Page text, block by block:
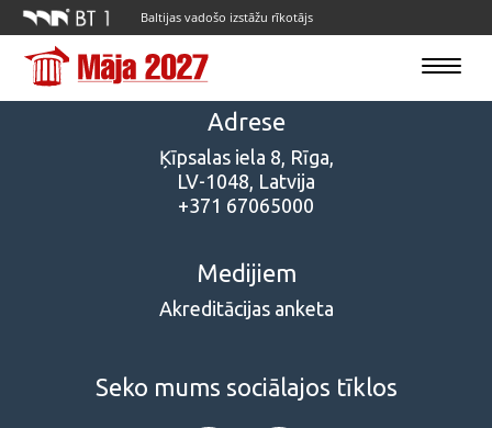
Baltijas vadošo izstāžu rīkotājs
Toggle
Adrese
Ķīpsalas iela 8, Rīga,
LV-1048, Latvija
+371 67065000
Medijiem
Akreditācijas anketa
Seko mums sociālajos tīklos